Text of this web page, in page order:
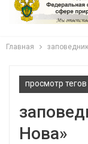
Главная
просмотр тегов
Нова»